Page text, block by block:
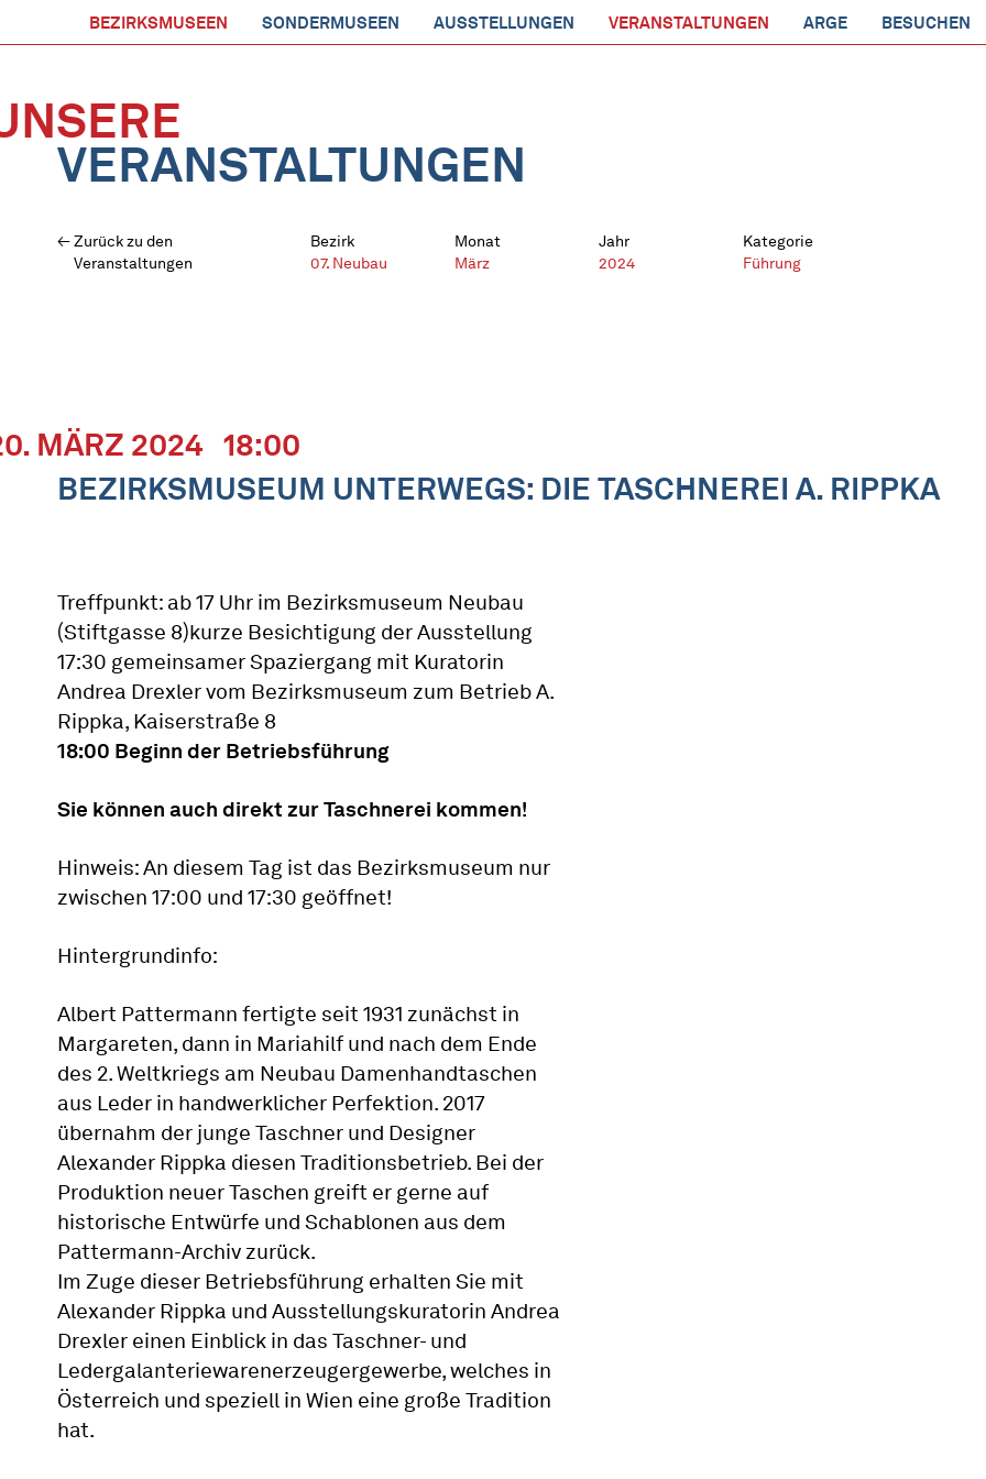
BEZIRKSMUSEEN SONDERMUSEEN AUSSTELLUNGEN VERANSTALTUNGEN ARGE BESUCHEN
VERANSTALTUNGEN
Zurück zu den
Veranstaltungen
Bezirk
07. Neubau
Monat
März
Jahr
2024
Kategorie
Führung
MÄRZ 2024 18:00
BEZIRKSMUSEUM UNTERWEGS: DIE TASCHNEREI A. RIPPKA
Treffpunkt: ab 17 Uhr im Bezirksmuseum Neubau
(Stiftgasse 8)kurze Besichtigung der Ausstellung
17:30 gemeinsamer Spaziergang mit Kuratorin
Andrea Drexler vom Bezirksmuseum zum Betrieb A.
Rippka, Kaiserstraße 8
18:00 Beginn der Betriebsführung
Sie können auch direkt zur Taschnerei kommen!
Hinweis: An diesem Tag ist das Bezirksmuseum nur
zwischen 17:00 und 17:30 geöffnet!
Hintergrundinfo:
Albert Pattermann fertigte seit 1931 zunächst in
Margareten, dann in Mariahilf und nach dem Ende
des 2. Weltkriegs am Neubau Damenhandtaschen
aus Leder in handwerklicher Perfektion. 2017
übernahm der junge Taschner und Designer
Alexander Rippka diesen Traditionsbetrieb. Bei der
Produktion neuer Taschen greift er gerne auf
historische Entwürfe und Schablonen aus dem
Pattermann-Archiv zurück.
Im Zuge dieser Betriebsführung erhalten Sie mit
Alexander Rippka und Ausstellungskuratorin Andrea
Drexler einen Einblick in das Taschner- und
Ledergalanteriewarenerzeugergewerbe, welches in
Österreich und speziell in Wien eine große Tradition
hat.